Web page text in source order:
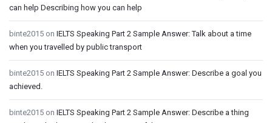
can help Describing how you can help
binte2015 on IELTS Speaking Part 2 Sample Answer: Talk about a time
when you travelled by public transport
binte2015 on IELTS Speaking Part 2 Sample Answer: Describe a goal you
achieved.
binte2015 on IELTS Speaking Part 2 Sample Answer: Describe a thing